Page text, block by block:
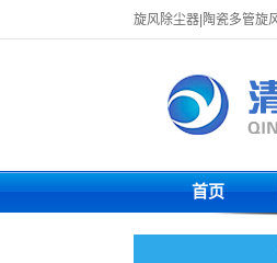
旋风除尘器|陶瓷多管旋
首页